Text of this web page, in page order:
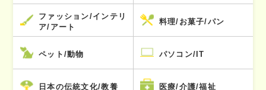
ファッション/インテリ
ア/アート
料理/お菓子/パン
ペット/動物 パソコン/IT
日本の伝統文化/教養 医療/介護/福祉